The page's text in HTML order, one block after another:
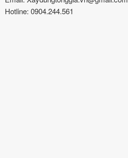
Hotline: 0904.244.561